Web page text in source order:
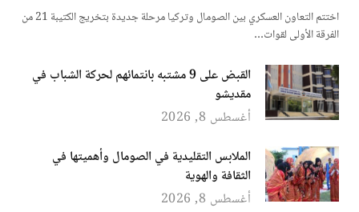
اختتم التعاون العسكري بين الصومال وتركيا مرحلة جديدة بتخريج الكتيبة 21 من
الفرقة الأولى لقوات…
القبض على 9 مشتبه بانتمائهم لحركة الشباب في
مقديشو
أغسطس 8, 2026
الملابس التقليدية في الصومال وأهميتها في
الثقافة والهوية
أغسطس 8, 2026